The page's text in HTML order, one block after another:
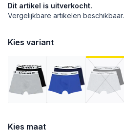
Dit artikel is uitverkocht.
Vergelijkbare artikelen beschikbaar.
Kies variant
Kies maat